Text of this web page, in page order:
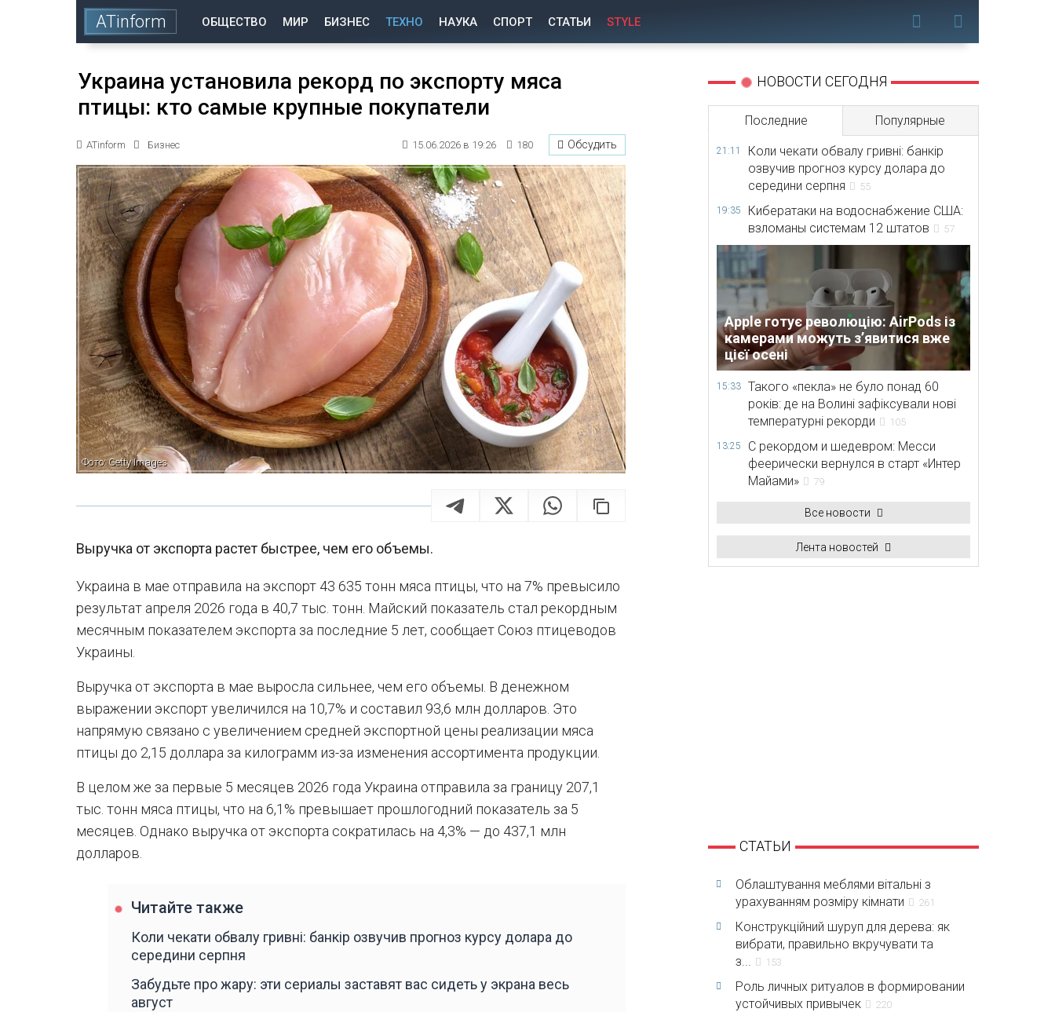
ATinform ОБЩЕСТВО МИР БИЗНЕС ТЕХНО НАУКА СПОРТ СТАТЬИ STYLE
Украина установила рекорд по экспорту мяса
птицы: кто самые крупные покупатели
ATinform Бизнес 15.06.2026 в 19:26 180 Обсудить
Фото: Getty Images
Выручка от экспорта растет быстрее, чем его объемы.
Украина в мае отправила на экспорт 43 635 тонн мяса птицы, что на 7% превысило
результат апреля 2026 года в 40,7 тыс. тонн. Майский показатель стал рекордным
месячным показателем экспорта за последние 5 лет, сообщает Союз птицеводов
Украины.
Выручка от экспорта в мае выросла сильнее, чем его объемы. В денежном
выражении экспорт увеличился на 10,7% и составил 93,6 млн долларов. Это
напрямую связано с увеличением средней экспортной цены реализации мяса
птицы до 2,15 доллара за килограмм из-за изменения ассортимента продукции.
В целом же за первые 5 месяцев 2026 года Украина отправила за границу 207,1
тыс. тонн мяса птицы, что на 6,1% превышает прошлогодний показатель за 5
месяцев. Однако выручка от экспорта сократилась на 4,3% — до 437,1 млн
долларов.
Читайте также
Коли чекати обвалу гривні: банкір озвучив прогноз курсу долара до
середини серпня
Забудьте про жару: эти сериалы заставят вас сидеть у экрана весь
август
НОВОСТИ СЕГОДНЯ
Последние Популярные
21:11
Коли чекати обвалу гривні: банкір
озвучив прогноз курсу долара до
середини серпня
55
19:35
Кибератаки на водоснабжение США:
взломаны системам 12 штатов
57
Apple готує революцію: AirPods із
камерами можуть з’явитися вже
цієї осені
15:33
Такого «пекла» не було понад 60
років: де на Волині зафіксували нові
температурні рекорди
105
13:25
С рекордом и шедевром: Месси
феерически вернулся в старт «Интер
Майами»
79
Все новости
Лента новостей
СТАТЬИ
Облаштування меблями вітальні з
урахуванням розміру кімнати
261
Конструкційний шуруп для дерева: як
вибрати, правильно вкручувати та
з...
153
Роль личных ритуалов в формировании
устойчивых привычек
220